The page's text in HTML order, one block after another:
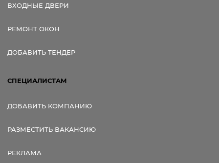
ВХОДНЫЕ ДВЕРИ
РЕМОНТ ОКОН
ДОБАВИТЬ ТЕНДЕР
СПЕЦИАЛИСТАМ
ДОБАВИТЬ КОМПАНИЮ
РАЗМЕСТИТЬ ВАКАНСИЮ
РЕКЛАМА